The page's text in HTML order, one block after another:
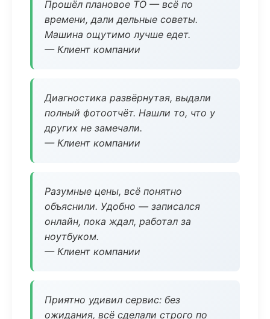
Прошёл плановое ТО — всё по
времени, дали дельные советы.
Машина ощутимо лучше едет.
— Клиент компании
Диагностика развёрнутая, выдали
полный фотоотчёт. Нашли то, что у
других не замечали.
— Клиент компании
Разумные цены, всё понятно
объяснили. Удобно — записался
онлайн, пока ждал, работал за
ноутбуком.
— Клиент компании
Приятно удивил сервис: без
ожидания, всё сделали строго по